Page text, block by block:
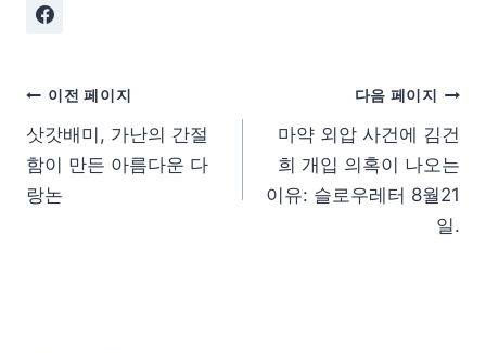
이전 페이지
삿갓배미, 가난의 간절
함이 만든 아름다운 다
랑논
다음 페이지
마약 외압 사건에 김건
희 개입 의혹이 나오는
이유: 슬로우레터 8월21
일.